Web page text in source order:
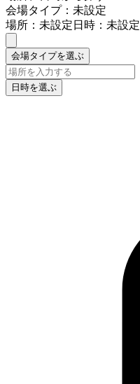
会場タイプ：未設定
場所：未設定日時：未設定
会場タイプを選ぶ
日時を選ぶ